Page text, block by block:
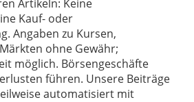
Artikeln: Keine
Kauf- oder
Angaben zu Kursen,
ohne Gewähr;
möglich. Börsengeschäfte
führen. Unsere Beiträge
automatisiert mit